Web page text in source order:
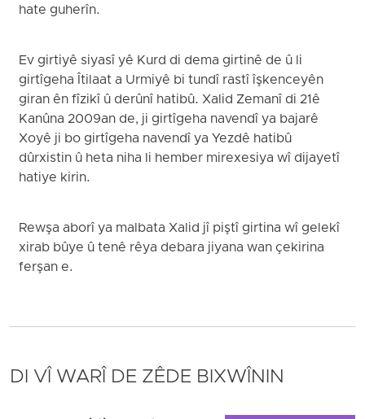
hate guherîn.
Ev girtiyê siyasî yê Kurd di dema girtinê de û li
girtîgeha Îtilaat a Urmiyê bi tundî rastî îşkenceyên
giran ên fîzikî û derûnî hatibû. Xalid Zemanî di 21ê
Kanûna 2009an de, ji girtîgeha navendî ya bajarê
Xoyê ji bo girtîgeha navendî ya Yezdê hatibû
dûrxistin û heta niha li hember mirexesiya wî dijayetî
hatiye kirin.
Rewşa aborî ya malbata Xalid jî piştî girtina wî gelekî
xirab bûye û tenê rêya debara jiyana wan çekirina
ferşan e.
DI VÎ WARÎ DE ZÊDE BIXWÎNIN